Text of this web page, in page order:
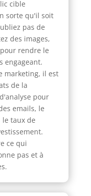
cible
sorte qu'il soit
pas de
des images,
rendre le
engageant.
marketing, il est
de la
pour
emails, le
le taux de
ce qui
pas et à